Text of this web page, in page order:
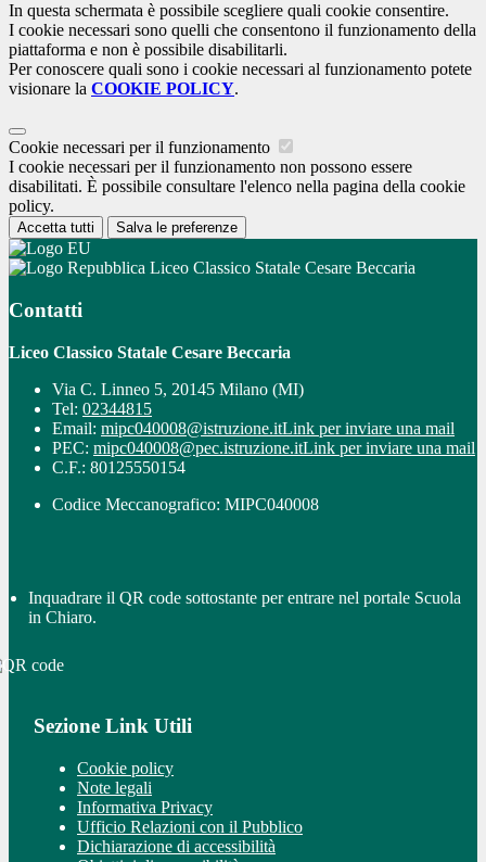
In questa schermata è possibile scegliere quali cookie consentire.
I cookie necessari sono quelli che consentono il funzionamento della
piattaforma e non è possibile disabilitarli.
Per conoscere quali sono i cookie necessari al funzionamento potete
visionare la COOKIE POLICY.
Cookie necessari per il funzionamento
I cookie necessari per il funzionamento non possono essere
disabilitati. È possibile consultare l'elenco nella pagina della cookie
policy.
Accetta tutti Salva le preferenze
Liceo Classico Statale Cesare Beccaria
Contatti
Liceo Classico Statale Cesare Beccaria
Via C. Linneo 5, 20145 Milano (MI)
Tel: 02344815
Email: mipc040008@istruzione.itLink per inviare una mail
PEC: mipc040008@pec.istruzione.itLink per inviare una mail
C.F.: 80125550154
Codice Meccanografico: MIPC040008
Inquadrare il QR code sottostante per entrare nel portale Scuola
in Chiaro.
Sezione Link Utili
Cookie policy
Note legali
Informativa Privacy
Ufficio Relazioni con il Pubblico
Dichiarazione di accessibilità